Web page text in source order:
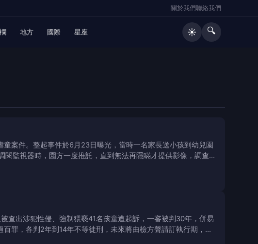
關於我們聯絡我們
地方 國際 星座 ☀️ 🔍
案件。整起事件於6月23日曝光，當時一名家長送小孩到幼兒園
閱監視器時，園方一度推託，直到無法再隱瞞才提供影像，調查過
查出涉犯性侵、強制猥褻41名孩童遭起訴，一審被判30年，併易
罪，各判2年到14年不等徒刑，未來將由檢方聲請訂執行期，依